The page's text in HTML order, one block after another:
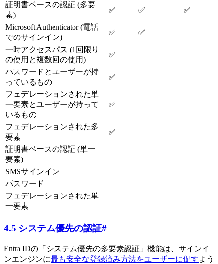
証明書ベースの認証 (多要
素)
✅ ✅ ✅
Microsoft Authenticator (電話
でのサインイン)
✅ ✅
一時アクセスパス (1回限り
の使用と複数回の使用)
✅
パスワードとユーザーが持
っているもの
✅
フェデレーションされた単
一要素とユーザーが持って
いるもの
✅
フェデレーションされた多
要素
✅
証明書ベースの認証 (単一
要素)
SMSサインイン
パスワード
フェデレーションされた単
一要素
4.5 システム優先の認証#
Entra IDの「システム優先の多要素認証」機能は、サインイ
ンエンジンに最も安全な登録済み方法をユーザーに促すよう